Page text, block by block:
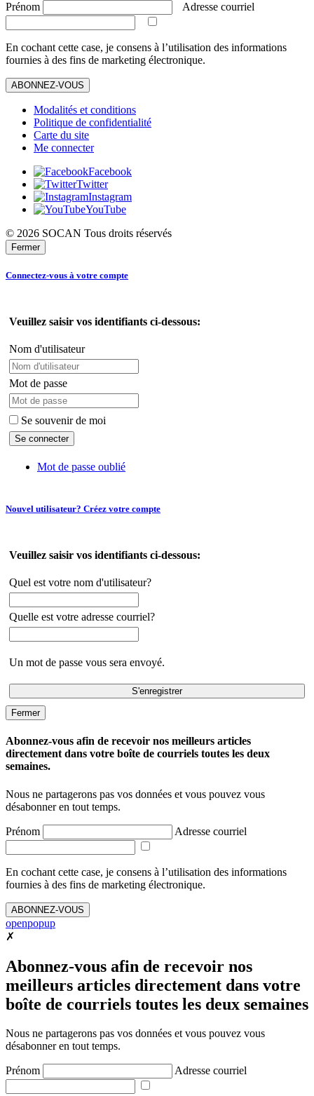
Prénom Adresse courriel
En cochant cette case, je consens à l’utilisation des informations
fournies à des fins de marketing électronique.
ABONNEZ-VOUS
Modalités et conditions
Politique de confidentialité
Carte du site
Me connecter
Facebook
Twitter
Instagram
YouTube
© 2026 SOCAN Tous droits réservés
Fermer
Connectez-vous à votre compte
Veuillez saisir vos identifiants ci-dessous:
Nom d'utilisateur
Mot de passe
Se souvenir de moi
Mot de passe oublié
Nouvel utilisateur? Créez votre compte
Veuillez saisir vos identifiants ci-dessous:
Quel est votre nom d'utilisateur?
Quelle est votre adresse courriel?
Un mot de passe vous sera envoyé.
Fermer
Abonnez-vous afin de recevoir nos meilleurs articles
directement dans votre boîte de courriels toutes les deux
semaines.
Nous ne partagerons pas vos données et vous pouvez vous
désabonner en tout temps.
Prénom Adresse courriel
En cochant cette case, je consens à l’utilisation des informations
fournies à des fins de marketing électronique.
ABONNEZ-VOUS
openpopup
✗
Abonnez-vous afin de recevoir nos
meilleurs articles directement dans votre
boîte de courriels toutes les deux semaines
Nous ne partagerons pas vos données et vous pouvez vous
désabonner en tout temps.
Prénom Adresse courriel